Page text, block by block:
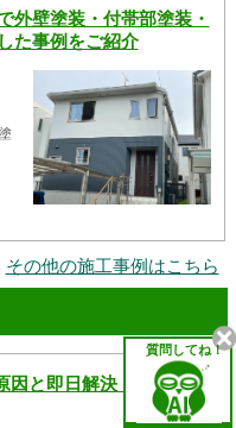
外壁塗装・付帯部塗装・
た事例をご紹介
その他の施工事例はこちら
因と即日解決｜賃貸オー
質問してね！